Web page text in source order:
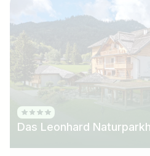
Das Leonhard